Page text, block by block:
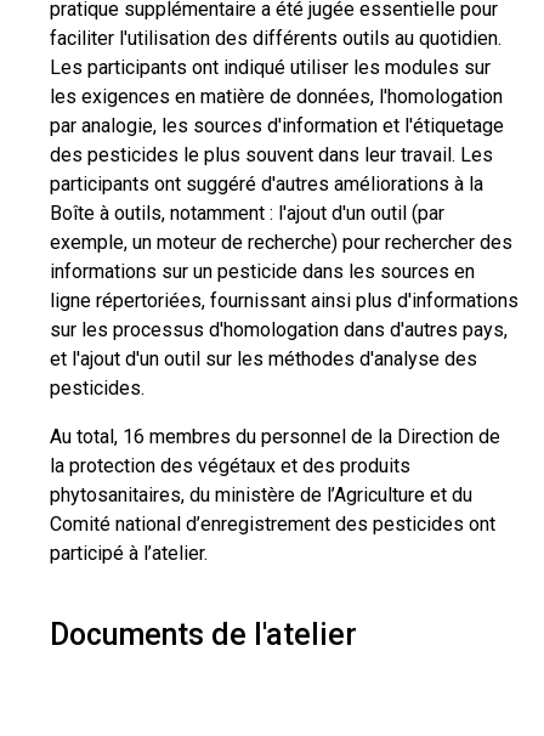
pratique supplémentaire a été jugée essentielle pour
faciliter l'utilisation des différents outils au quotidien.
Les participants ont indiqué utiliser les modules sur
les exigences en matière de données, l'homologation
par analogie, les sources d'information et l'étiquetage
des pesticides le plus souvent dans leur travail. Les
participants ont suggéré d'autres améliorations à la
Boîte à outils, notamment : l'ajout d'un outil (par
exemple, un moteur de recherche) pour rechercher des
informations sur un pesticide dans les sources en
ligne répertoriées, fournissant ainsi plus d'informations
sur les processus d'homologation dans d'autres pays,
et l'ajout d'un outil sur les méthodes d'analyse des
pesticides.
Au total, 16 membres du personnel de la Direction de
la protection des végétaux et des produits
phytosanitaires, du ministère de l’Agriculture et du
Comité national d’enregistrement des pesticides ont
participé à l’atelier.
Documents de l'atelier